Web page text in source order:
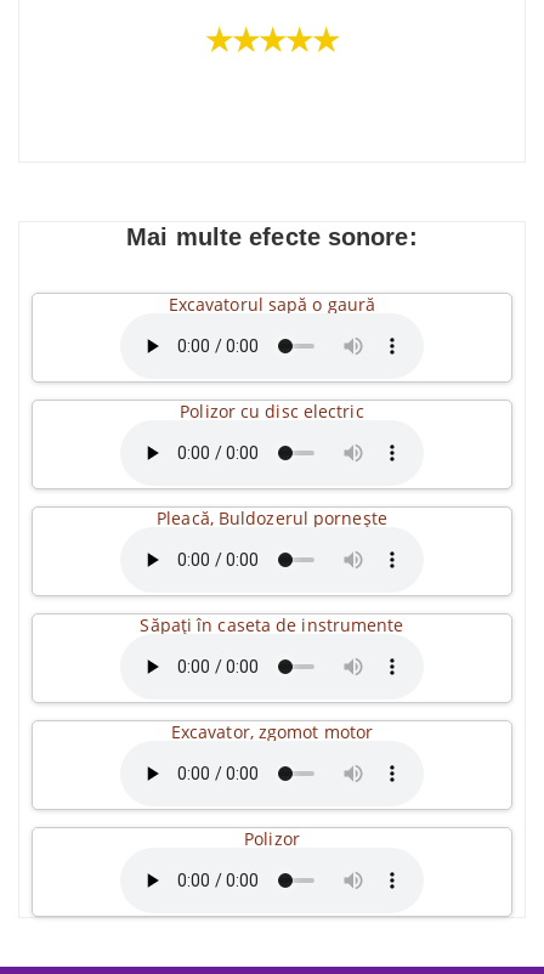
★★★★★
Mai multe efecte sonore:
Excavatorul sapă o gaură
Polizor cu disc electric
Pleacă, Buldozerul pornește
Săpați în caseta de instrumente
Excavator, zgomot motor
Polizor